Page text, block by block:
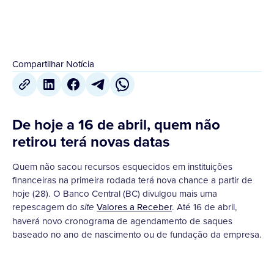
Compartilhar Notícia
De hoje a 16 de abril, quem não
retirou terá novas datas
Quem não sacou recursos esquecidos em instituições
financeiras na primeira rodada terá nova chance a partir de
hoje (28). O Banco Central (BC) divulgou mais uma
repescagem do site Valores a Receber. Até 16 de abril,
haverá novo cronograma de agendamento de saques
baseado no ano de nascimento ou de fundação da empresa.